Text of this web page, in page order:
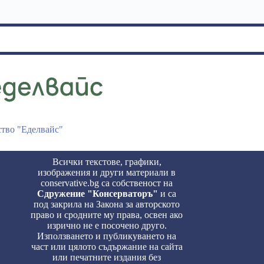
"Еделвайс"
Всички текстове, графики,
изображения и други материали в
conservative.bg са собственост на
Сдружение "Консерваторъ" и са
под закрила на Закона за авторското
право и сродните му права, освен ако
изрично не е посочено друго.
Използването и публикуването на
част или цялото съдържание на сайта
или печатните издания без